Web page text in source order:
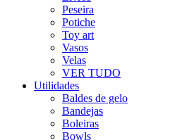
Peseira
Potiche
Toy art
Vasos
Velas
VER TUDO
Utilidades
Baldes de gelo
Bandejas
Boleiras
Bowls